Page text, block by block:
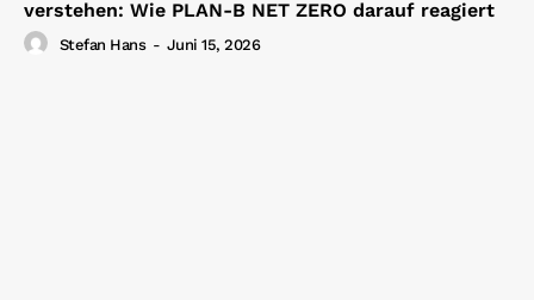
verstehen: Wie PLAN-B NET ZERO darauf reagiert
Stefan Hans - Juni 15, 2026